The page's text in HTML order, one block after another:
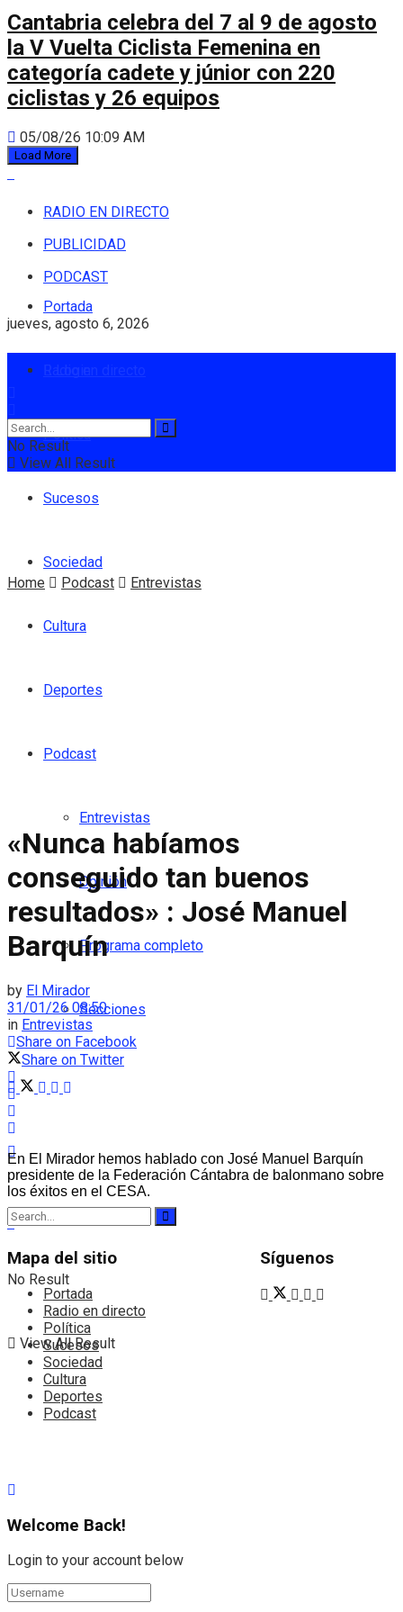
Cantabria celebra del 7 al 9 de agosto
la V Vuelta Ciclista Femenina en
categoría cadete y júnior con 220
ciclistas y 26 equipos
05/08/26 10:09 AM
Load More
RADIO EN DIRECTO
PUBLICIDAD
PODCAST
jueves, agosto 6, 2026
Portada
Política
Sucesos
Sociedad
Cultura
Deportes
Podcast
Entrevistas
Opinión
Programa completo
Secciones
No Result
View All Result
No Result
View All Result
Home Podcast Entrevistas
«Nunca habíamos
conseguido tan buenos
resultados» : José Manuel
Barquín
by El Mirador
31/01/26 08:50
in Entrevistas
Share on Facebook
Share on Twitter
En El Mirador hemos hablado con José Manuel Barquín
presidente de la Federación Cántabra de balonmano sobre
los éxitos en el CESA.
Mapa del sitio
Portada
Radio en directo
Política
Sucesos
Sociedad
Cultura
Deportes
Podcast
Síguenos
Welcome Back!
Login to your account below